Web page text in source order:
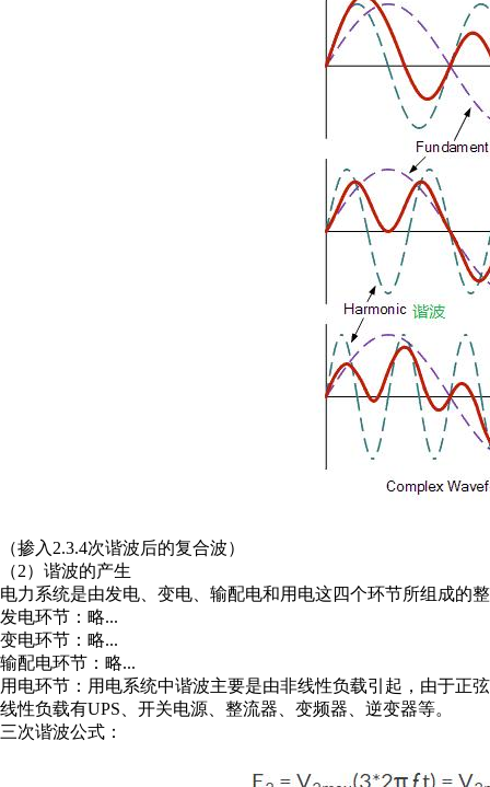
（掺入2.3.4次谐波后的复合波）
（2）谐波的产生
电力系统是由发电、变电、输配电和用电这四个环节所组成的
发电环节：略...
变电环节：略...
输配电环节：略...
用电环节：用电系统中谐波主要是由非线性负载引起，由于正
线性负载有UPS、开关电源、整流器、变频器、逆变器等。
三次谐波公式：